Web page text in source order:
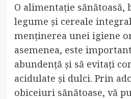
O alimentație sănătoasă,
legume și cereale
menținerea unei igiene
asemenea, este
abundență și să evitați
acidulate și dulci. Prin
obiceiuri sănătoase, vă